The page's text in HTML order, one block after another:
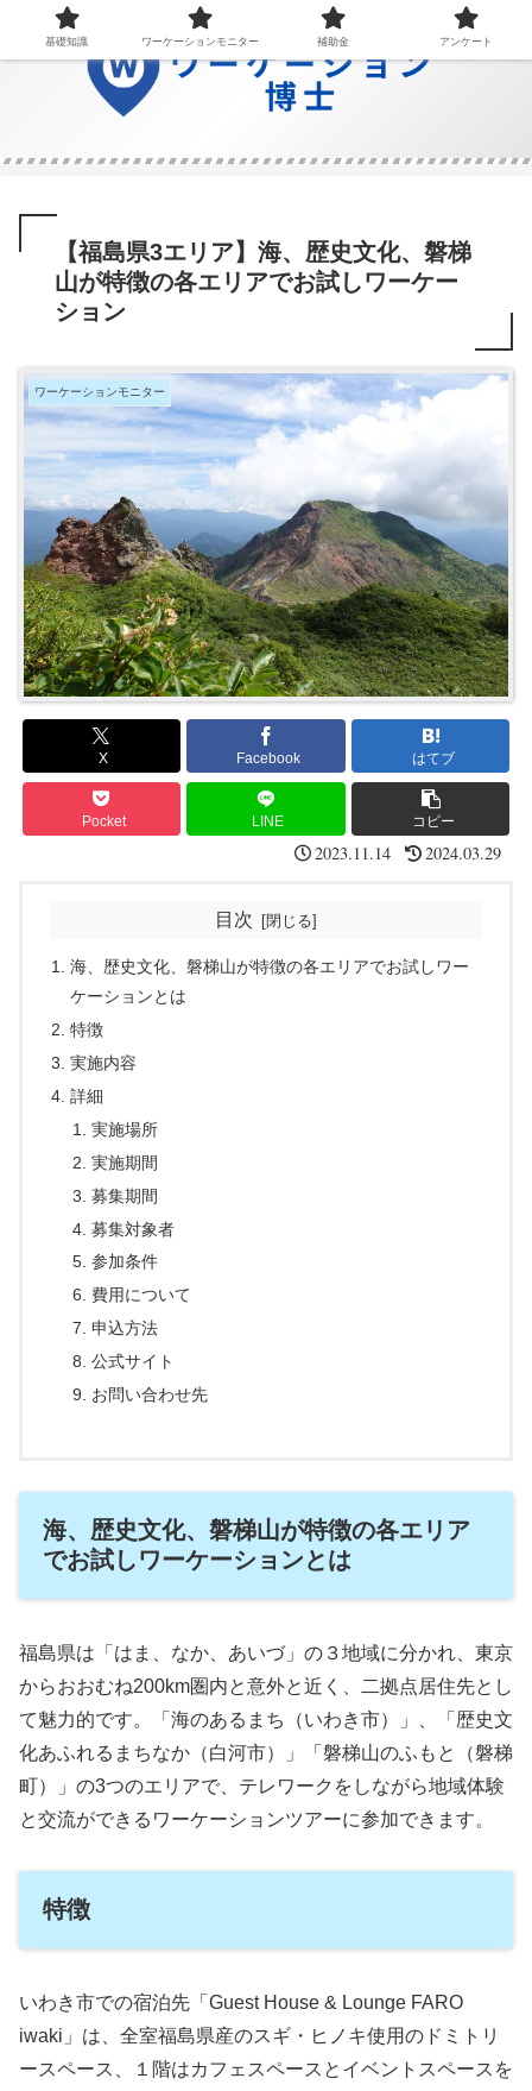
【福島県3エリア】海、歴史文化、磐梯
山が特徴の各エリアでお試しワーケー
ション
ワーケーションモニター
X Facebook はてブ
Pocket LINE コピー
2023.11.14 2024.03.29
目次
海、歴史文化、磐梯山が特徴の各エリアでお試しワー
ケーションとは
特徴
実施内容
詳細
実施場所
実施期間
募集期間
募集対象者
参加条件
費用について
申込方法
公式サイト
お問い合わせ先
海、歴史文化、磐梯山が特徴の各エリア
でお試しワーケーションとは
福島県は「はま、なか、あいづ」の３地域に分かれ、東京
からおおむね200km圏内と意外と近く、二拠点居住先とし
て魅力的です。「海のあるまち（いわき市）」、「歴史文
化あふれるまちなか（白河市）」「磐梯山のふもと（磐梯
町）」の3つのエリアで、テレワークをしながら地域体験
と交流ができるワーケーションツアーに参加できます。
特徴
いわき市での宿泊先「Guest House & Lounge FARO
iwaki」は、全室福島県産のスギ・ヒノキ使用のドミトリ
ースペース、１階はカフェスペースとイベントスペースを
基礎知識 ワーケーションモニター 補助金 アンケート